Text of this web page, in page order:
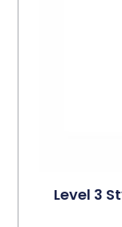
Level 3